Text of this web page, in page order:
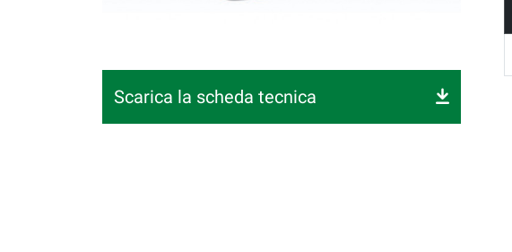
Scarica la scheda tecnica